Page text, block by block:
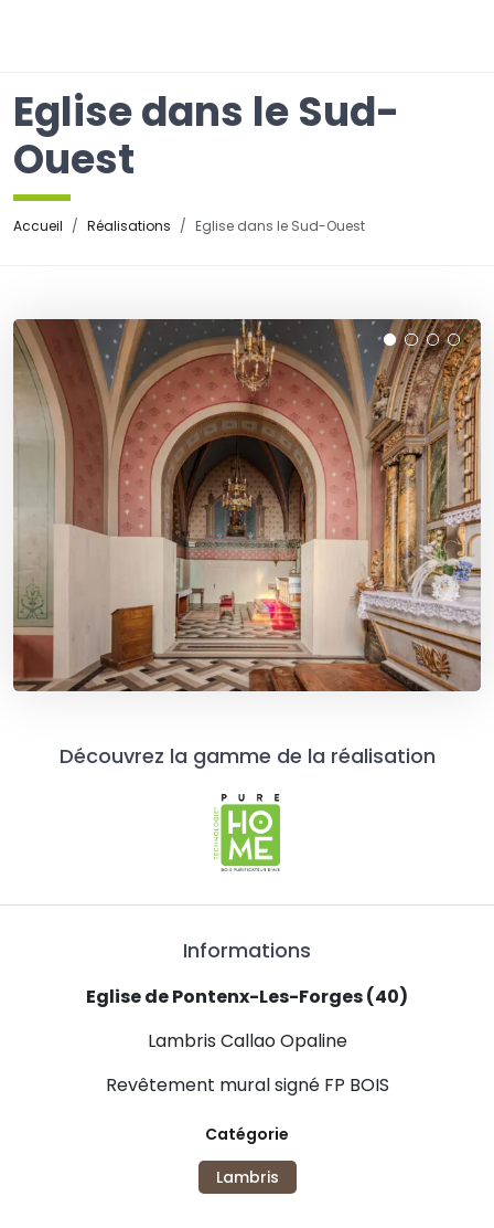
Eglise dans le Sud-
Ouest
Accueil Réalisations Eglise dans le Sud-Ouest
Découvrez la gamme de la réalisation
Informations
Eglise de Pontenx-Les-Forges (40)
Lambris Callao Opaline
Revêtement mural signé FP BOIS
Catégorie
Lambris